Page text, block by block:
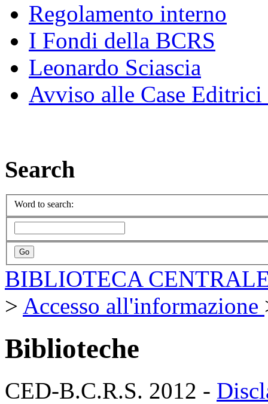
Regolamento interno
I Fondi della BCRS
Leonardo Sciascia
Avviso alle Case
Search
Word to search:
BIBLIOTECA
> Accesso all'informazione
Biblioteche
CED-B.C.R.S. 2012 -